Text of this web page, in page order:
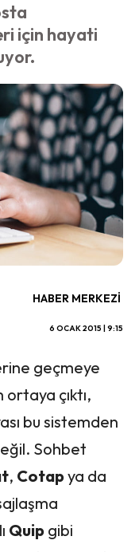
için hayati
HABER MERKEZI
6 OCAK 2015 | 9:15
geçmeye
çıktı,
bu sistemden
Sohbet
, Cotap ya da
Quip gibi